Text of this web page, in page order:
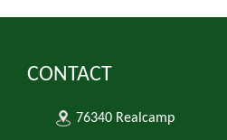
CONTACT
76340 Realcamp